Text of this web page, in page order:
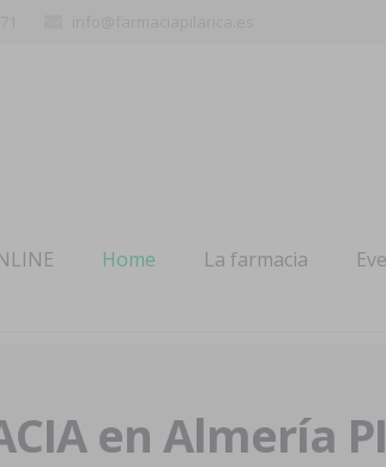
Home La farmacia
en Almería